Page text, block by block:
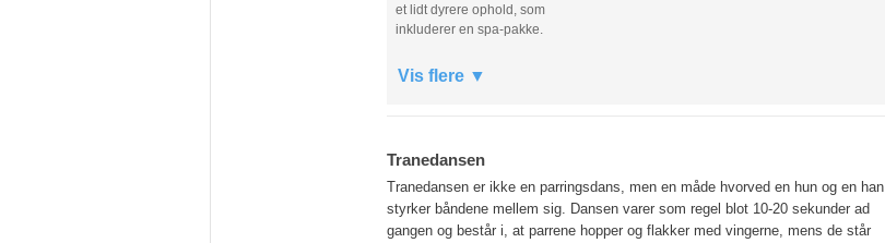
et lidt dyrere ophold, som
inkluderer en spa-pakke.
Vis flere
Tranedansen
Tranedansen er ikke en parringsdans, men en måde hvorved en hun og en han
styrker båndene mellem sig. Dansen varer som regel blot 10-20 sekunder ad
gangen og består i, at parrene hopper og flakker med vingerne, mens de står